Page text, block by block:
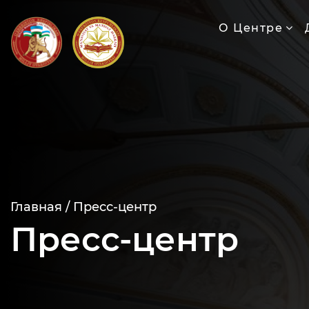
О Центре
Главная / Пресс-центр
Пресс-центр